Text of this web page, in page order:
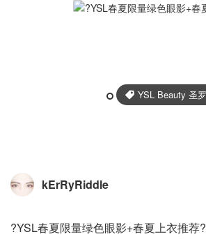
kErRyRiddle
?YSL春夏限量绿色眼影+春夏上衣推荐?